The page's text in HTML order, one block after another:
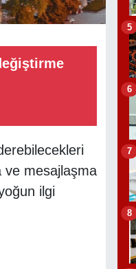
ve mesajlaşma
ilgi
5
6
7
8